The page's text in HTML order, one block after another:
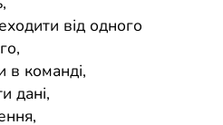
від одного
в команді,
дані,